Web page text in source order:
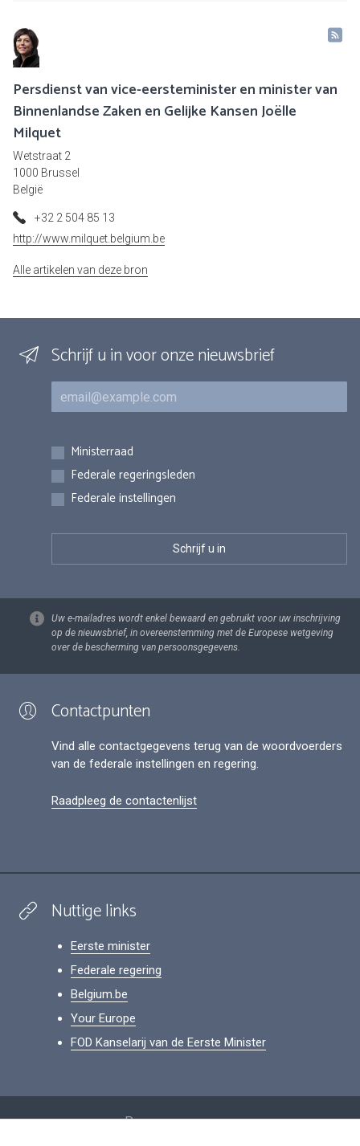
Persdienst van vice-eersteminister en minister van
Binnenlandse Zaken en Gelijke Kansen Joëlle
Milquet
Wetstraat 2
1000 Brussel
België
+32 2 504 85 13
http://www.milquet.belgium.be
Alle artikelen van deze bron
Schrijf u in voor onze nieuwsbrief
E-mail
Inschrijvingen
Ministerraad
Federale regeringsleden
Federale instellingen
Uw e-mailadres wordt enkel bewaard en gebruikt voor uw inschrijving
op de nieuwsbrief, in overeenstemming met de Europese wetgeving
over de bescherming van persoonsgegevens.
Contactpunten
Vind alle contactgegevens terug van de woordvoerders
van de federale instellingen en regering.
Raadpleeg de contactenlijst
Nuttige links
Eerste minister
Federale regering
Belgium.be
Your Europe
FOD Kanselarij van de Eerste Minister
Persoonsgegevens